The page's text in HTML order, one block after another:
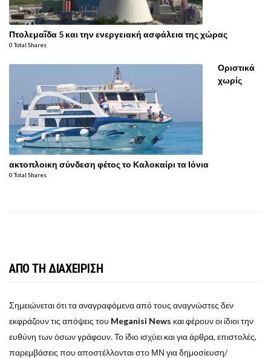
Πτολεμαΐδα 5 και την ενεργειακή ασφάλεια της χώρας
0 Total Shares
Οριστικά
χωρίς
ακτοπλοικη σύνδεση φέτος το Καλοκαίρι τα Ιόνια
0 Total Shares
ΑΠΟ ΤΗ ΔΙΑΧΕΙΡΙΣΗ
Σημειώνεται ότι τα αναγραφόμενα από τους αναγνώστες δεν
εκφράζουν τις απόψεις του Meganisi News και φέρουν οι ίδιοι την
ευθύνη των όσων γράφουν. Το ίδιο ισχύει και για άρθρα, επιστολές,
παρεμβάσεις που αποστέλλονται στο ΜΝ για δημοσίευση/